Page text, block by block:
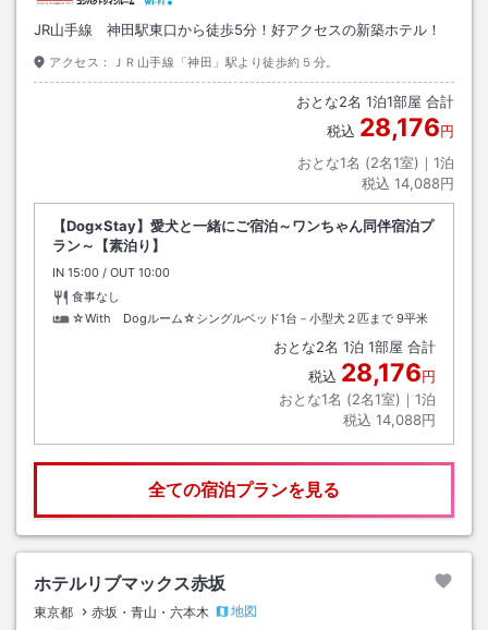
JR山手線 神田駅東口から徒歩5分！好アクセスの新築ホテル！
アクセス： ＪＲ山手線「神田」駅より徒歩約５分。
おとな2名 1泊1部屋 合計
税込 28,176円
おとな1名 (2名1室)｜ 1泊
税込 14,088円
【Dog×Stay】愛犬と一緒にご宿泊～ワンちゃん同伴宿泊プ
ラン～【素泊り】
IN チェックイン
15:00 / OUT チェックアウト
10:00
食事なし
☆With Dogルーム☆シングルベッド1台－小型犬２匹まで 9平米
おとな2名 1泊 1部屋 合計
税込 28,176円
おとな1名 (2名1室)｜ 1泊
税込 14,088円
全ての宿泊プランを見る
ホテルリブマックス赤坂
東京都 赤坂・青山・六本木
地図